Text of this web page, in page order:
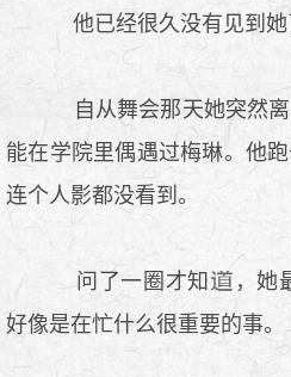
他已经很久没有见到她
自从舞会那天她突然
能在学院里偶遇过梅琳。他
连个人影都没看到。
问了一圈才知 ，她
好像是在忙什么很重要的事。